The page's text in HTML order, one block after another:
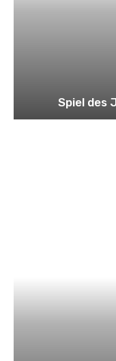
Spiel des